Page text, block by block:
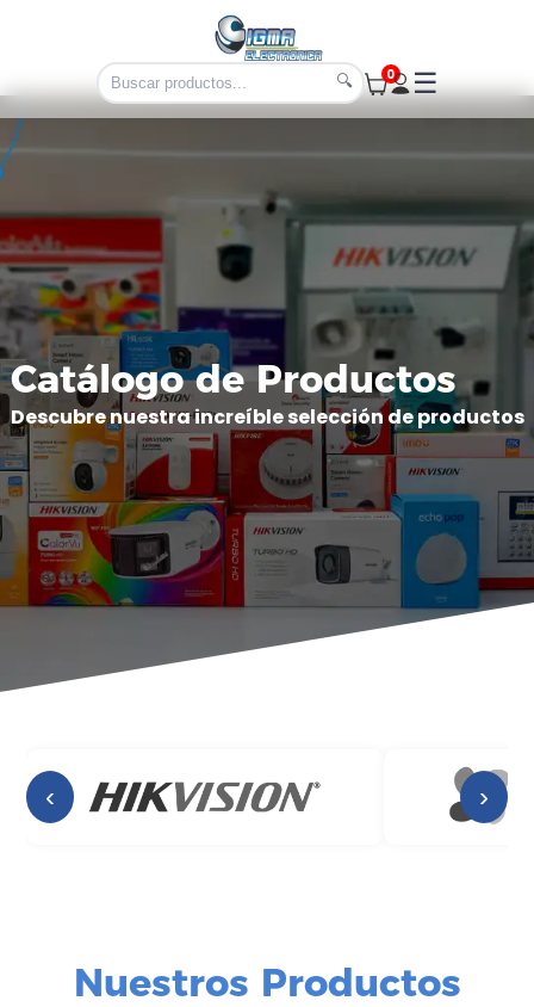
🔍 0 ☰
Catálogo de Productos
Descubre nuestra increíble selección de productos
‹ ›
Nuestros Productos